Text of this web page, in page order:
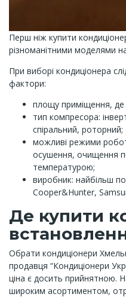
Перш ніж купити
різноманітними моделями
При виборі кондиціонера
фактори:
площу приміщення, де
тип компресора:
спіральний, роторний;
можливі режими
осушення, очищення
температурою;
виробник: найбільш
Cooper&Hunter,
Де купити
Обрати кондиціонери
продавця “Кондиціонери
ціна є досить прийнятною.
широким асортиментом,